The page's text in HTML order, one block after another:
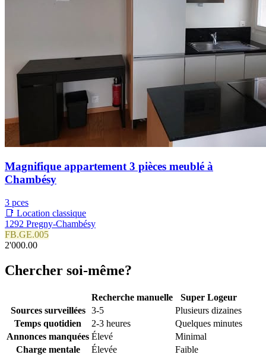
Magnifique appartement 3 pièces meublé à
Chambésy
3 pces
📑 Location classique
1292 Pregny-Chambésy
FB.GE.005
2'000.00
Chercher soi-même?
Recherche manuelle
Super Logeur
Sources surveillées
3-5
Plusieurs dizaines
Temps quotidien
2-3 heures
Quelques minutes
Annonces manquées Élevé
Minimal
Charge mentale
Élevée Faible